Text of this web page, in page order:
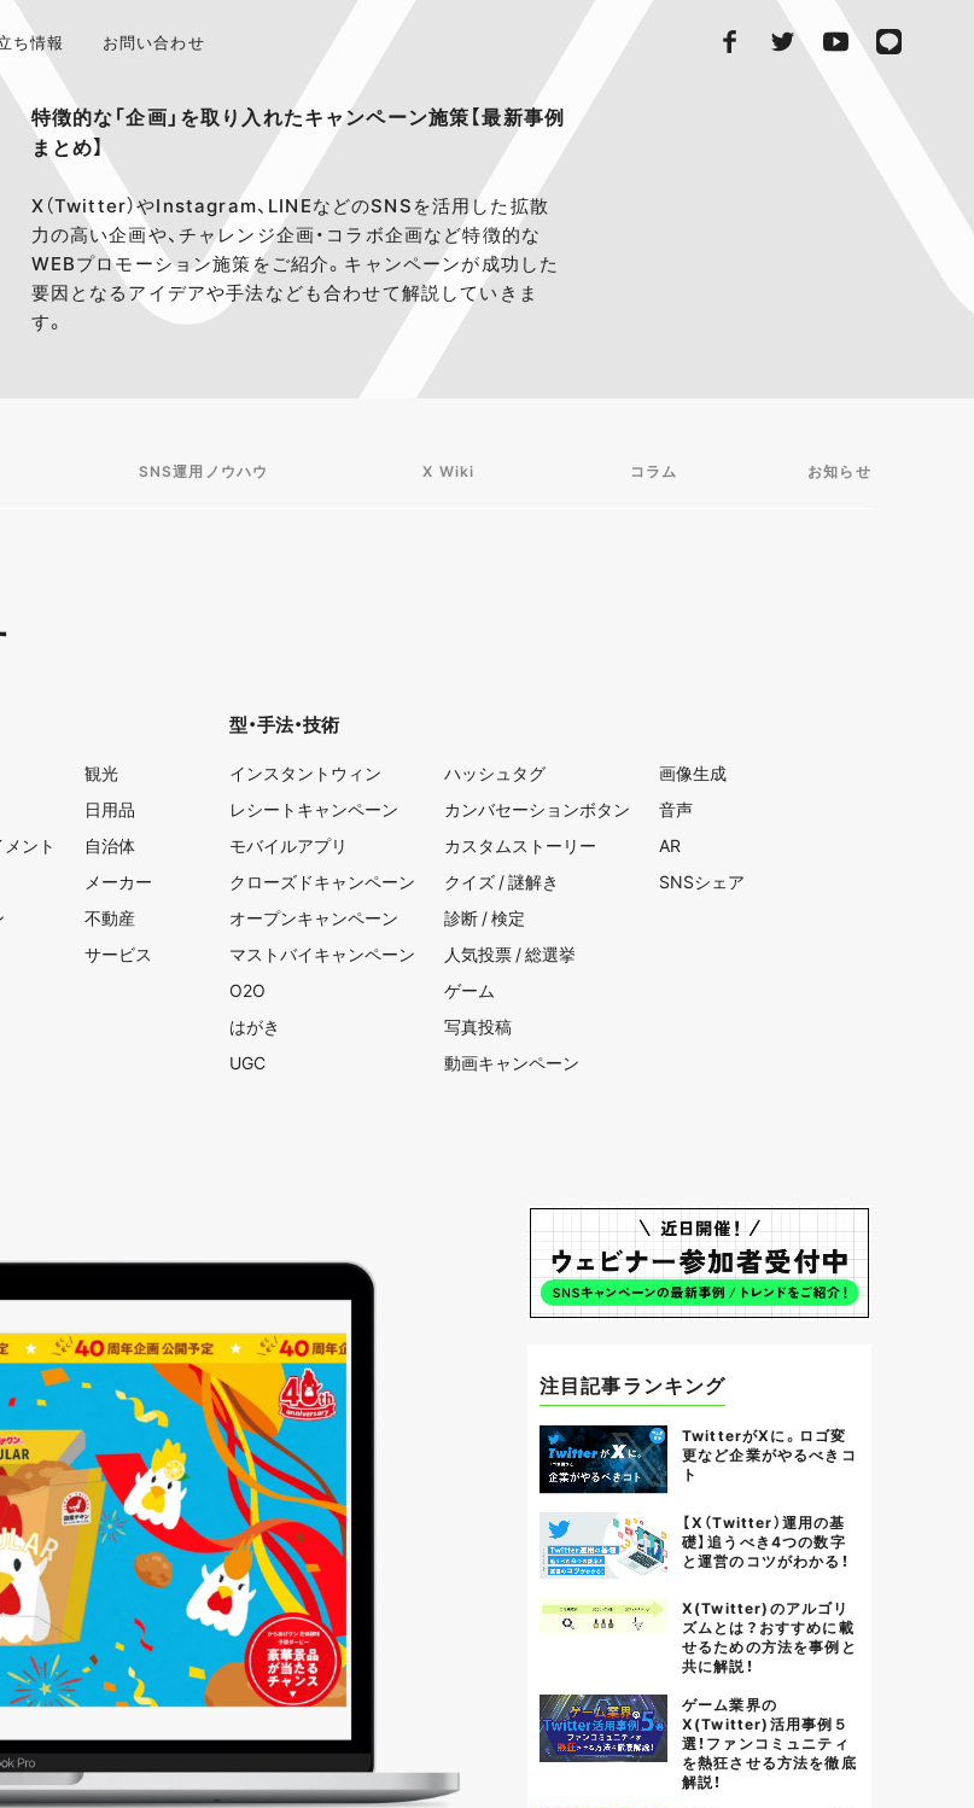
ち情報 お問い合わせ
特徴的な「企画」を取り入れたキャンペーン施策【最新事例
まとめ】
X（Twitter）やInstagram、LINEなどのSNSを活用した拡散
力の高い企画や、チャレンジ企画・コラボ企画など特徴的な
WEBプロモーション施策をご紹介。キャンペーンが成功した
要因となるアイデアや手法なども合わせて解説していきま
す。
SNS運用ノウハウ X Wiki コラム お知らせ
ント
観光
日用品
自治体
メーカー
不動産
サービス
型・手法・技術
インスタントウィン
レシートキャンペーン
モバイルアプリ
クローズドキャンペーン
オープンキャンペーン
マストバイキャンペーン
O2O
はがき
UGC
ハッシュタグ
カンバセーションボタン
カスタムストーリー
クイズ / 謎解き
診断 / 検定
人気投票 / 総選挙
ゲーム
写真投稿
動画キャンペーン
画像生成
音声
AR
SNSシェア
注目記事ランキング
TwitterがXに。ロゴ変
更など企業がやるべきコ
ト
【X（Twitter）運用の基
礎】追うべき4つの数字
と運営のコツがわかる！
X(Twitter)のアルゴリ
ズムとは？おすすめに載
せるための方法を事例と
共に解説！
ゲーム業界の
X(Twitter)活用事例５
選！ファンコミュニティ
を熱狂させる方法を徹底
解説！